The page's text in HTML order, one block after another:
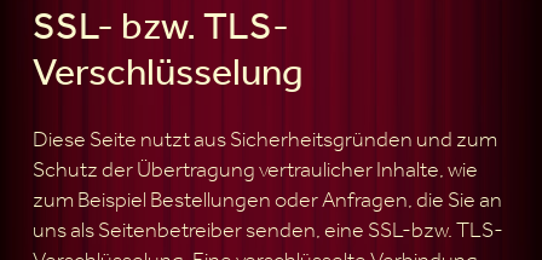
SSL- bzw. TLS-
Verschlüsselung
Diese Seite nutzt aus Sicherheitsgründen und zum
Schutz der Übertragung vertraulicher Inhalte, wie
zum Beispiel Bestellungen oder Anfragen, die Sie an
uns als Seitenbetreiber senden, eine SSL-bzw. TLS-